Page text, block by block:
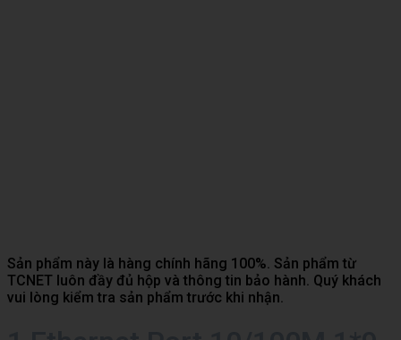
Sản phẩm này là hàng chính hãng 100%. Sản phẩm từ
TCNET luôn đầy đủ hộp và thông tin bảo hành. Quý khách
vui lòng kiểm tra sản phẩm trước khi nhận.